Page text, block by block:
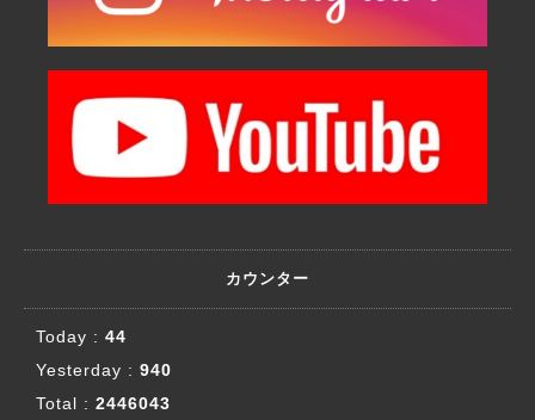
カウンター
Today : 44
Yesterday : 940
Total : 2446043